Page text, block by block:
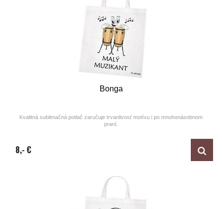
Bonga
Kvalitná sublimačná potlač zaručuje trvanlivosť motívu i po mnohonásobnom
praní.
8,- €